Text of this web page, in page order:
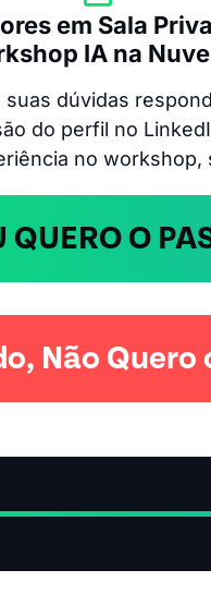
em Sala
IA na
suas dúvidas
do perfil no
no workshop,
QUERO O
Não Quero